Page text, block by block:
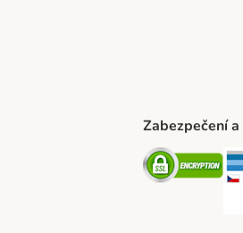
MethodShipping Method
Zabezpečení